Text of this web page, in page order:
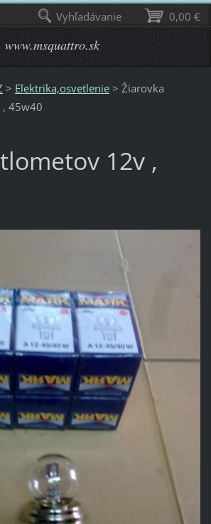
www.msquattro.sk
> Elektrika,osvetlenie > Žiarovka
45w40
12v ,
0,00 €
Vyhľadávanie